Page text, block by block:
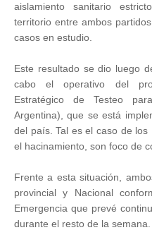
aislamiento sanitario
territorio entre ambos
casos en estudio.
Este resultado se dio luego
cabo el operativo del
Estratégico de Testeo
Argentina), que se está
del país. Tal es el caso de
el hacinamiento, son foco de
Frente a esta situación,
provincial y Nacional
Emergencia que prevé
durante el resto de la semana.